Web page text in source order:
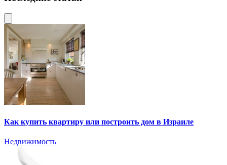
Как купить квартиру или построить дом в Израиле
Недвижимость